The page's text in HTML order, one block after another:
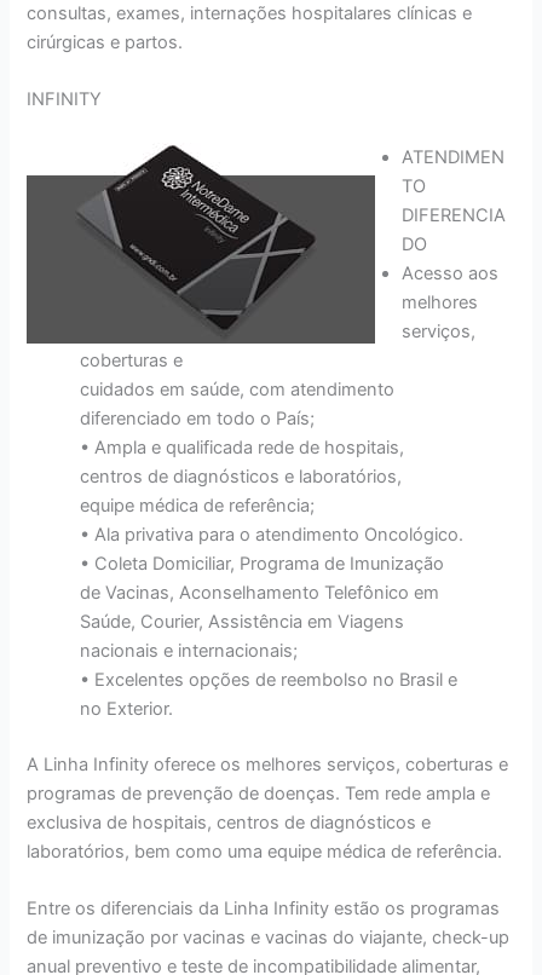
consultas, exames, internações hospitalares clínicas e
cirúrgicas e partos.
INFINITY
ATENDIMEN
TO
DIFERENCIA
DO
Acesso aos
melhores
serviços,
coberturas e
cuidados em saúde, com atendimento
diferenciado em todo o País;
• Ampla e qualificada rede de hospitais,
centros de diagnósticos e laboratórios,
equipe médica de referência;
• Ala privativa para o atendimento Oncológico.
• Coleta Domiciliar, Programa de Imunização
de Vacinas, Aconselhamento Telefônico em
Saúde, Courier, Assistência em Viagens
nacionais e internacionais;
• Excelentes opções de reembolso no Brasil e
no Exterior.
A Linha Infinity oferece os melhores serviços, coberturas e
programas de prevenção de doenças. Tem rede ampla e
exclusiva de hospitais, centros de diagnósticos e
laboratórios, bem como uma equipe médica de referência.
Entre os diferenciais da Linha Infinity estão os programas
de imunização por vacinas e vacinas do viajante, check-up
anual preventivo e teste de incompatibilidade alimentar,